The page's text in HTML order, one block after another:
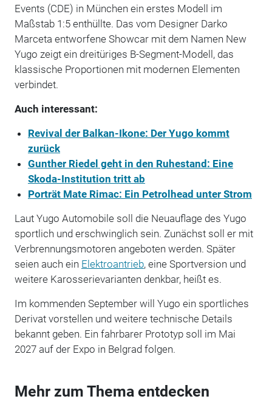
Events (CDE) in München ein erstes Modell im
Maßstab 1:5 enthüllte. Das vom Designer Darko
Marceta entworfene Showcar mit dem Namen New
Yugo zeigt ein dreitüriges B-Segment-Modell, das
klassische Proportionen mit modernen Elementen
verbindet.
Auch interessant:
Revival der Balkan-Ikone: Der Yugo kommt
zurück
Gunther Riedel geht in den Ruhestand: Eine
Skoda-Institution tritt ab
Porträt Mate Rimac: Ein Petrolhead unter Strom
Laut Yugo Automobile soll die Neuauflage des Yugo
sportlich und erschwinglich sein. Zunächst soll er mit
Verbrennungsmotoren angeboten werden. Später
seien auch ein Elektroantrieb, eine Sportversion und
weitere Karosserievarianten denkbar, heißt es.
Im kommenden September will Yugo ein sportliches
Derivat vorstellen und weitere technische Details
bekannt geben. Ein fahrbarer Prototyp soll im Mai
2027 auf der Expo in Belgrad folgen.
Mehr zum Thema entdecken